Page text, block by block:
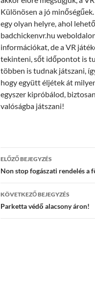
Különösen a jó
egy olyan helyre, ahol
badchickenvr.hu
információkat, de a VR
tekinteni, sőt időpontot is
többen is tudnak játszani,
hogy együtt éljétek át
egyszer kipróbálod,
valóságba játszani!
Bejegyzések
navigációja
ELŐZŐ BEJEGYZÉS
Non stop fogászati rendelés a
KÖVETKEZŐ BEJEGYZÉS
Parketta védő alacsony áron!